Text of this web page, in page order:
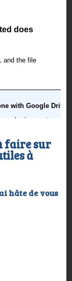
faire sur
à
hâte de vous